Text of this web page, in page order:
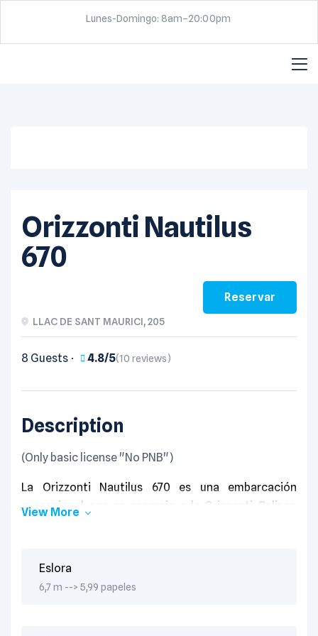
Lunes-Domingo: 8am–20:00pm
Orizzonti Nautilus
670
Reservar
LLAC DE SANT MAURICI, 205
8 Guests 4.8/5(10 reviews)
Description
(Only basic license "No PNB")
La Orizzonti Nautilus 670 es una embarcación
excepcional que se asemeja a la Orizzonti Calipso
de 100 caballos de fuerza que garantiza una
excelente velocidad y un rendimiento de alta calidad
View More
Eslora
6,7 m --> 5,99 papeles